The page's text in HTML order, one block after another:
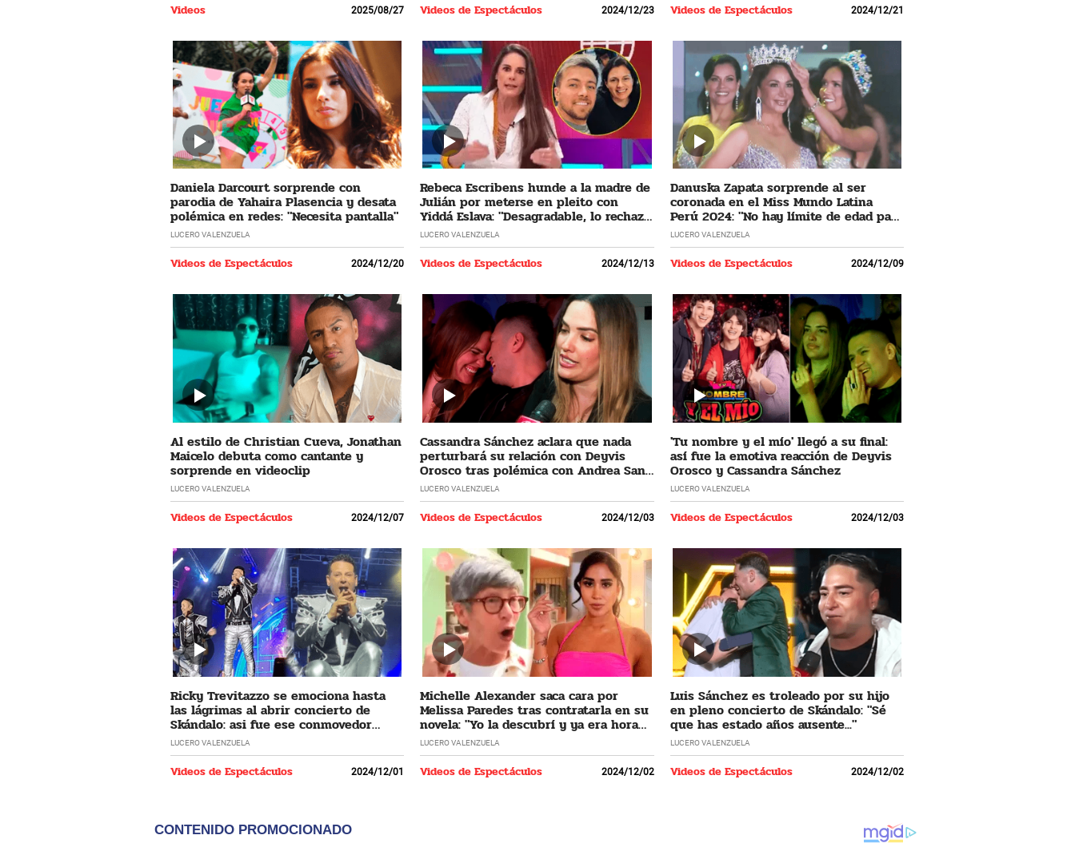
Videos 2025/08/27 Videos de Espectáculos 2024/12/23 Videos de Espectáculos 2024/12/21
Daniela Darcourt sorprende con
parodia de Yahaira Plasencia y desata
polémica en redes: "Necesita pantalla"
LUCERO VALENZUELA
Videos de Espectáculos 2024/12/20
Rebeca Escribens hunde a la madre de
Julián por meterse en pleito con
Yiddá Eslava: "Desagradable, lo rechazo
profundamente"
LUCERO VALENZUELA
Videos de Espectáculos 2024/12/13
Danuska Zapata sorprende al ser
coronada en el Miss Mundo Latina
Perú 2024: "No hay límite de edad para
cumplir los sueños"
LUCERO VALENZUELA
Videos de Espectáculos 2024/12/09
Al estilo de Christian Cueva, Jonathan
Maicelo debuta como cantante y
sorprende en videoclip
LUCERO VALENZUELA
Videos de Espectáculos 2024/12/07
Cassandra Sánchez aclara que nada
perturbará su relación con Deyvis
Orosco tras polémica con Andrea San
Martín
LUCERO VALENZUELA
Videos de Espectáculos 2024/12/03
'Tu nombre y el mío' llegó a su final:
así fue la emotiva reacción de Deyvis
Orosco y Cassandra Sánchez
LUCERO VALENZUELA
Videos de Espectáculos 2024/12/03
Ricky Trevitazzo se emociona hasta
las lágrimas al abrir concierto de
Skándalo: asi fue ese conmovedor
momento
LUCERO VALENZUELA
Videos de Espectáculos 2024/12/01
Michelle Alexander saca cara por
Melissa Paredes tras contratarla en su
novela: "Yo la descubrí y ya era hora
que regrese"
LUCERO VALENZUELA
Videos de Espectáculos 2024/12/02
Luis Sánchez es troleado por su hijo
en pleno concierto de Skándalo: "Sé
que has estado años ausente..."
LUCERO VALENZUELA
Videos de Espectáculos 2024/12/02